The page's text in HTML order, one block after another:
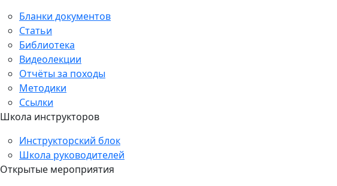
Бланки документов
Статьи
Библиотека
Видеолекции
Отчёты за походы
Методики
Ссылки
Школа инструкторов
Инструкторский блок
Школа руководителей
Открытые мероприятия